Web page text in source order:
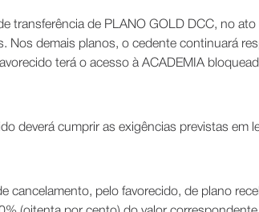
transferência de PLANO GOLD DCC, no
Nos demais planos, o cedente continuará
terá o acesso à ACADEMIA
deverá cumprir as exigências previstas em
cancelamento, pelo favorecido, de plano